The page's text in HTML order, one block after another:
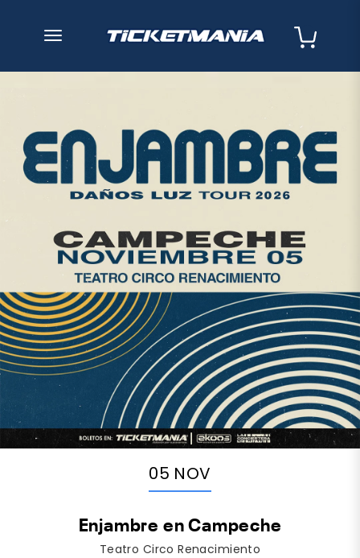
desplegar navegación
05 NOV
Enjambre en Campeche
Teatro Circo Renacimiento